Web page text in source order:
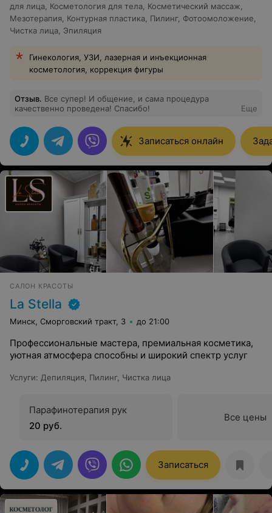
для лица, Косметология для тела, Косметический массаж,
Мезотерапия, Контурная пластика, Пилинг, Фотоомоложение,
Чистка лица, Эпиляция
Гинекология, УЗИ, лазерная и инъекционная
косметология, коррекция фигуры
Отзыв. Все супер! И общение, и сама процедура
качественно проведена! Спасибо!
Еще
Записаться онлайн
САЛОН КРАСОТЫ
La Stella
Минск, Сморговский тракт, 3 до 21:00
Профессиональные мастера, премиальная косметика,
уютная атмосфера способны и широкий спектр услуг
Услуги: Депиляция, Пилинг, Чистка лица
Парафинотерапия рук
20 руб.
Все цены
Записаться